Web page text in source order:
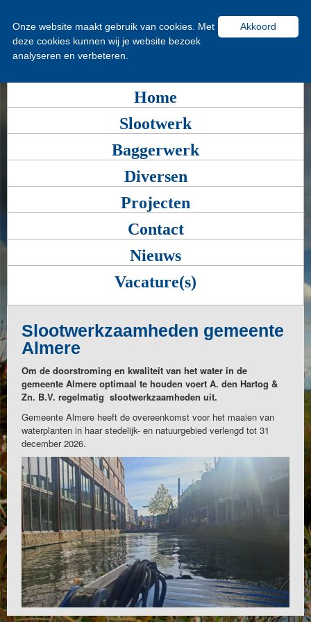
Home
Slootwerk
Baggerwerk
Diversen
Projecten
Contact
Nieuws
Vacature(s)
Slootwerkzaamheden gemeente
Almere
Om de doorstroming en kwaliteit van het water in de
gemeente Almere optimaal te houden voert A. den Hartog &
Zn. B.V. regelmatig slootwerkzaamheden uit.
Gemeente Almere heeft de overeenkomst voor het maaien van
waterplanten in haar stedelijk- en natuurgebied verlengd tot 31
december 2026.
Akkoord
Onze website maakt gebruik van cookies. Met
deze cookies kunnen wij je website bezoek
analyseren en verbeteren.